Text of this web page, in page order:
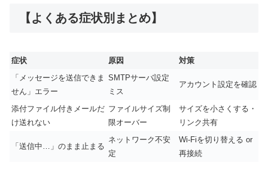
【よくある症状別まとめ】
症状 原因
対策
「メッセージを送信できま
せん」エラー
SMTPサーバ設定
ミス
アカウント設定を確認
添付ファイル付きメールだ
け送れない
ファイルサイズ制
限オーバー
サイズを小さくする・
リンク共有
「送信中…」のまま止まる
ネットワーク不安
定
Wi-Fiを切り替える or
再接続